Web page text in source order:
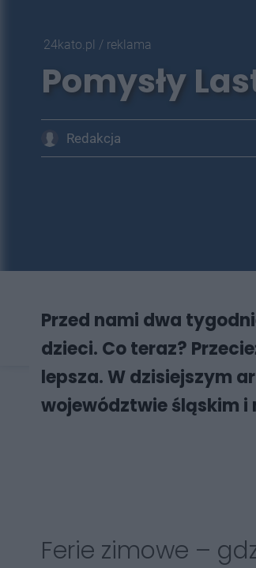
24kato.pl / reklama
Pomysły
Redakcja
Przed nami dwa
dzieci. Co teraz?
lepsza. W dzisiejszym
województwie śląskim i
Ferie zimowe –